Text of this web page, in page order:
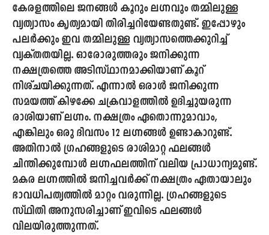
കേരളത്തിലെ ജനങ്ങൾ കൂറും ലഗ്നവും തമ്മിലുള്ള
വ്യത്യാസം കൃത്യമായി തിരിച്ചറിയേണ്ടതുണ്ട്. ഇപ്പോഴും
പലർക്കും ഇവ തമ്മിലുള്ള വ്യത്യാസത്തെക്കുറിച്ച്
വ്യക്തതയില്ല. ഓരോരുത്തരും ജനിക്കുന്ന
നക്ഷത്രത്തെ അടിസ്ഥാനമാക്കിയാണ് കൂറ്
നിശ്ചയിക്കുന്നത്. എന്നാൽ ഒരാൾ ജനിക്കുന്ന
സമയത്ത് കിഴക്കേ ചക്രവാളത്തിൽ ഉദിച്ചുയരുന്ന
രാശിയാണ് ലഗ്നം. നക്ഷത്രം ഏതൊന്നുമാവാം,
എങ്കിലും ഒരു ദിവസം 12 ലഗ്നങ്ങൾ ഉണ്ടാകാറുണ്ട്.
അതിനാൽ ഗ്രഹങ്ങളുടെ രാശിമാറ്റ ഫലങ്ങൾ
ചിന്തിക്കുമ്പോൾ ലഗ്നഫലത്തിന് വലിയ പ്രാധാന്യമുണ്ട്.
മകര ലഗ്നത്തിൽ ജനിച്ചവർക്ക് നക്ഷത്രം ഏതായാലും
ഭാവധിപത്യത്തിൽ മാറ്റം വരുന്നില്ല. ഗ്രഹങ്ങളുടെ
സ്ഥിതി അനുസരിച്ചാണ് ഇവിടെ ഫലങ്ങൾ
വിലയിരുത്തുന്നത്.